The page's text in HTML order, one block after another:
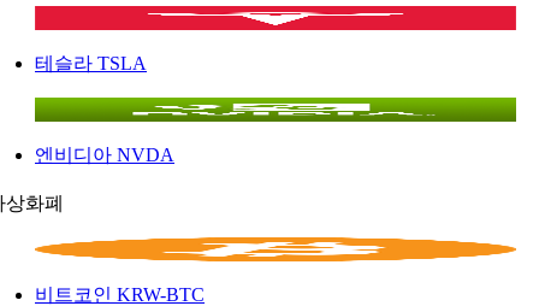
테슬라 TSLA
엔비디아 NVDA
상화폐
비트코인 KRW-BTC